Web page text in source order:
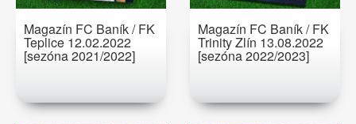
Magazín FC Baník / FK
Teplice 12.02.2022
[sezóna 2021/2022]
Magazín FC Baník / FK
Trinity Zlín 13.08.2022
[sezóna 2022/2023]